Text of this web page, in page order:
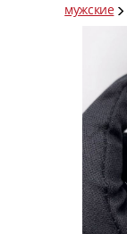
мужские